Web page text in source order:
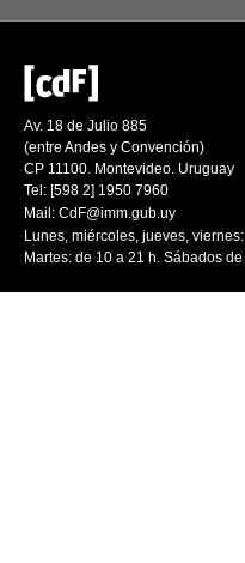
Av. 18 de Julio 885
(entre Andes y Convención)
CP 11100. Montevideo. Uruguay
Tel: [598 2] 1950 7960
Mail: CdF@imm.gub.uy
Lunes, miércoles, jueves,
Martes: de 10 a 21 h. Sábados